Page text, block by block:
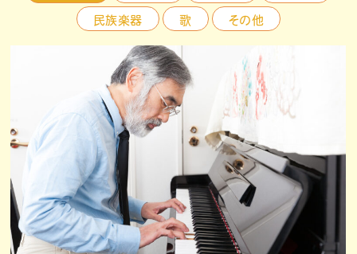
民族楽器 歌 その他